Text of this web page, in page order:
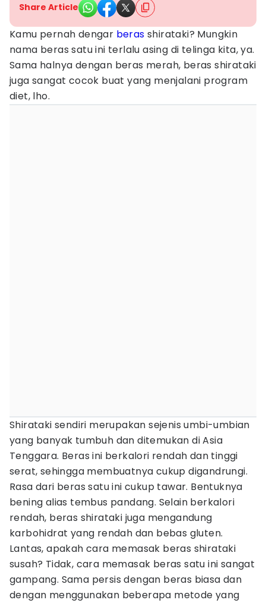
Share Article
Kamu pernah dengar beras shirataki? Mungkin
nama beras satu ini terlalu asing di telinga kita, ya.
Sama halnya dengan beras merah, beras shirataki
juga sangat cocok buat yang menjalani program
diet, lho.
Shirataki sendiri merupakan sejenis umbi-umbian
yang banyak tumbuh dan ditemukan di Asia
Tenggara. Beras ini berkalori rendah dan tinggi
serat, sehingga membuatnya cukup digandrungi.
Rasa dari beras satu ini cukup tawar. Bentuknya
bening alias tembus pandang. Selain berkalori
rendah, beras shirataki juga mengandung
karbohidrat yang rendah dan bebas gluten.
Lantas, apakah cara memasak beras shirataki
susah? Tidak, cara memasak beras satu ini sangat
gampang. Sama persis dengan beras biasa dan
dengan menggunakan beberapa metode yang